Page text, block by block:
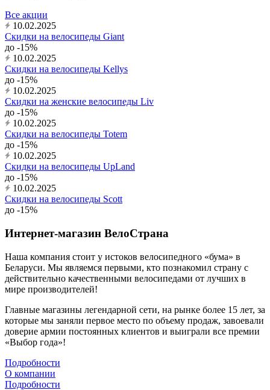
Все акции
10.02.2025
Скидки на велосипеды Giant
до -15%
10.02.2025
Скидки на велосипеды Kellys
до -15%
10.02.2025
Скидки на женские велосипеды Liv
до -15%
10.02.2025
Скидки на велосипеды Totem
до -15%
10.02.2025
Скидки на велосипеды UpLand
до -15%
10.02.2025
Скидки на велосипеды Scott
до -15%
Интернет-магазин ВелоСтрана
Наша компания стоит у истоков велосипедного «бума» в
Беларуси. Мы являемся первыми, кто познакомил страну с
действительно качественными велосипедами от лучших в
мире производителей!
Главные магазины легендарной сети, на рынке более 15 лет, за
которые мы заняли первое место по объему продаж, завоевали
доверие армии постоянных клиентов и выиграли все премии
«Выбор года»!
Подробности
О компании
Подробности